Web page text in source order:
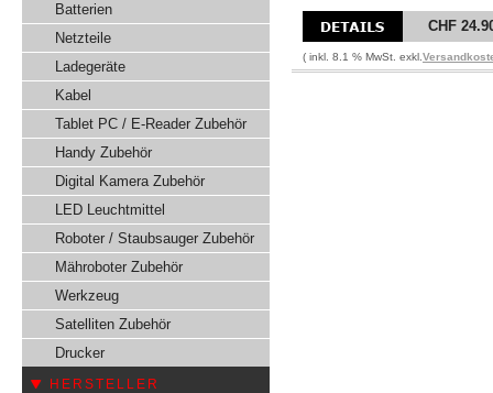
Batterien
Netzteile
Ladegeräte
Kabel
Tablet PC / E-Reader Zubehör
Handy Zubehör
Digital Kamera Zubehör
LED Leuchtmittel
Roboter / Staubsauger Zubehör
Mähroboter Zubehör
Werkzeug
Satelliten Zubehör
Drucker
HERSTELLER
CHF
( inkl. 8.1 % MwSt. exkl.